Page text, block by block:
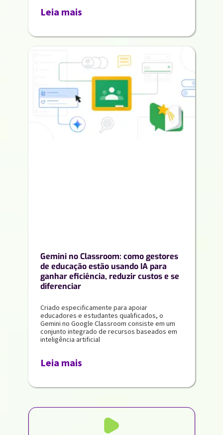
Leia mais
Gemini no Classroom: como gestores
de educação estão usando IA para
ganhar eficiência, reduzir custos e se
diferenciar
Criado especificamente para apoiar
educadores e estudantes qualificados, o
Gemini no Google Classroom consiste em um
conjunto integrado de recursos baseados em
inteligência artificial
Leia mais